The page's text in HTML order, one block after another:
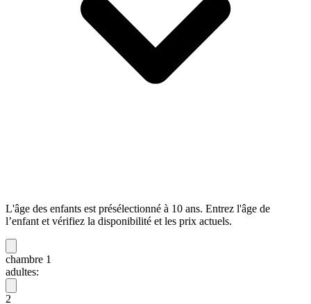
L'âge des enfants est présélectionné à 10 ans. Entrez l'âge de
l’enfant et vérifiez la disponibilité et les prix actuels.
chambre 1
adultes:
2